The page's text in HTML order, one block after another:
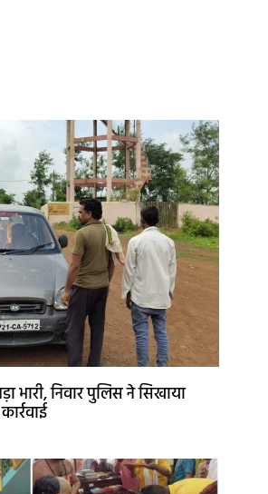
भारी, निवार पुलिस ने सिखाया